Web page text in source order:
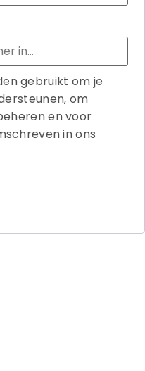
gebruikt om je
om
en voor
in ons